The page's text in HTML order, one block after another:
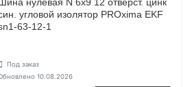
нулевая N 6х9 12 отверст. цинк
угловой изолятор PROxima EKF
63-12-1
Под заказ
10.08.2026